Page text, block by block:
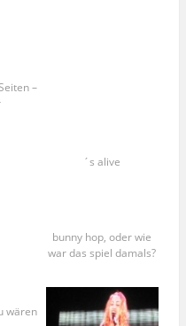
–
´s alive
bunny hop, oder wie
war das spiel damals?
wären